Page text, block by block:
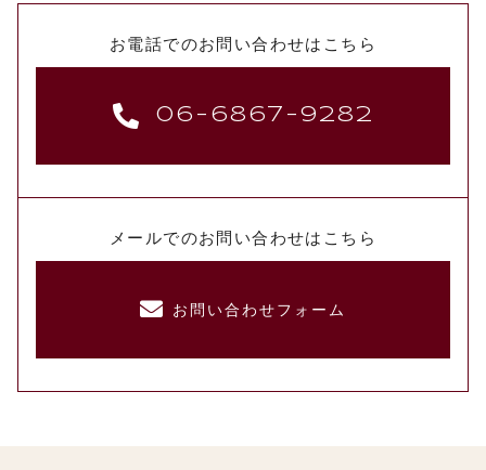
お電話でのお問い合わせはこちら
06-6867-9282
メールでのお問い合わせはこちら
お問い合わせフォーム